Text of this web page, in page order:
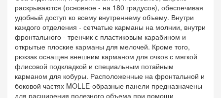
раскрываются (основное - на 180 градусов), обеспечивая
удобный доступ ко всему внутреннему объему. Внутри
каждого отделения - сетчатые карманы на молнии, внутри
фронтального - тренчик с пластиковым карабином и
открытые плоские карманы для мелочей. Кроме того,
рюкзак оснащен внешним карманом для очков с мягкой
флисовой подкладкой и специальным потайным
карманом для кобуры. Расположенные на фронтальной и
боковой частях MOLLE-образные панели предназначены
для расширения полезного объема при помощи